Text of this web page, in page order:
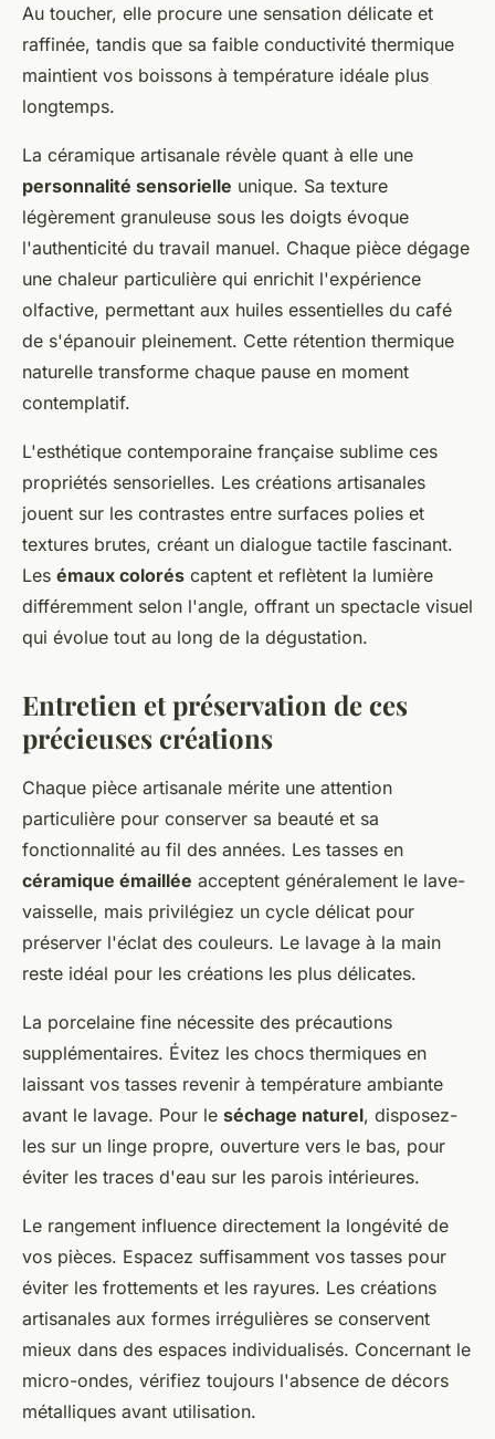
Au toucher, elle procure une sensation délicate et
raffinée, tandis que sa faible conductivité thermique
maintient vos boissons à température idéale plus
longtemps.
La céramique artisanale révèle quant à elle une
personnalité sensorielle unique. Sa texture
légèrement granuleuse sous les doigts évoque
l'authenticité du travail manuel. Chaque pièce dégage
une chaleur particulière qui enrichit l'expérience
olfactive, permettant aux huiles essentielles du café
de s'épanouir pleinement. Cette rétention thermique
naturelle transforme chaque pause en moment
contemplatif.
L'esthétique contemporaine française sublime ces
propriétés sensorielles. Les créations artisanales
jouent sur les contrastes entre surfaces polies et
textures brutes, créant un dialogue tactile fascinant.
Les émaux colorés captent et reflètent la lumière
différemment selon l'angle, offrant un spectacle visuel
qui évolue tout au long de la dégustation.
Entretien et préservation de ces
précieuses créations
Chaque pièce artisanale mérite une attention
particulière pour conserver sa beauté et sa
fonctionnalité au fil des années. Les tasses en
céramique émaillée acceptent généralement le lave-
vaisselle, mais privilégiez un cycle délicat pour
préserver l'éclat des couleurs. Le lavage à la main
reste idéal pour les créations les plus délicates.
La porcelaine fine nécessite des précautions
supplémentaires. Évitez les chocs thermiques en
laissant vos tasses revenir à température ambiante
avant le lavage. Pour le séchage naturel, disposez-
les sur un linge propre, ouverture vers le bas, pour
éviter les traces d'eau sur les parois intérieures.
Le rangement influence directement la longévité de
vos pièces. Espacez suffisamment vos tasses pour
éviter les frottements et les rayures. Les créations
artisanales aux formes irrégulières se conservent
mieux dans des espaces individualisés. Concernant le
micro-ondes, vérifiez toujours l'absence de décors
métalliques avant utilisation.